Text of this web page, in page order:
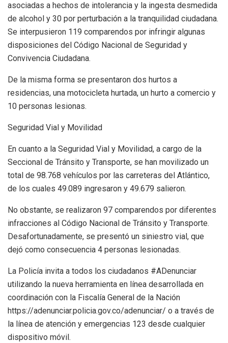
asociadas a hechos de intolerancia y la ingesta desmedida
de alcohol y 30 por perturbación a la tranquilidad ciudadana.
Se interpusieron 119 comparendos por infringir algunas
disposiciones del Código Nacional de Seguridad y
Convivencia Ciudadana.
De la misma forma se presentaron dos hurtos a
residencias, una motocicleta hurtada, un hurto a comercio y
10 personas lesionas.
Seguridad Vial y Movilidad
En cuanto a la Seguridad Vial y Movilidad, a cargo de la
Seccional de Tránsito y Transporte, se han movilizado un
total de 98.768 vehículos por las carreteras del Atlántico,
de los cuales 49.089 ingresaron y 49.679 salieron.
No obstante, se realizaron 97 comparendos por diferentes
infracciones al Código Nacional de Tránsito y Transporte.
Desafortunadamente, se presentó un siniestro vial, que
dejó como consecuencia 4 personas lesionadas.
La Policía invita a todos los ciudadanos #ADenunciar
utilizando la nueva herramienta en línea desarrollada en
coordinación con la Fiscalía General de la Nación
https://adenunciar.policia.gov.co/adenunciar/ o a través de
la línea de atención y emergencias 123 desde cualquier
dispositivo móvil.